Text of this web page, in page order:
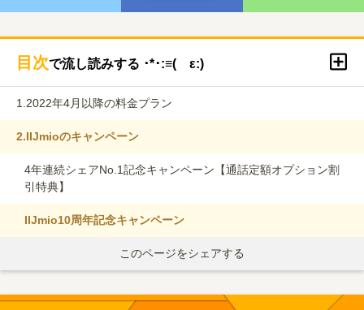
目次で流し読みする ･*･:≡( ε:)
1. 2022年4月以降の料金プラン
2.IIJmioのキャンペーン
4年連続シェアNo.1記念キャンペーン【通話定額オプション割
引特典】
IIJmio10周年記念キャンペーン
このページをシェアする